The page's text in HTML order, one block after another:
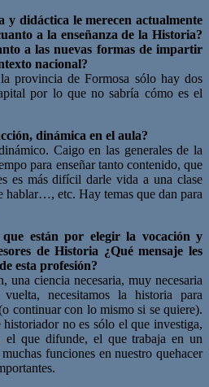
y didáctica le merecen actualmente
a la enseñanza de la Historia?
a las nuevas formas de impartir
nacional?
provincia de Formosa sólo hay dos
por lo que no sabría cómo es el
dinámica en el aula?
Caigo en las generales de la
para enseñar tanto contenido, que
es más difícil darle vida a una clase
hablar…, etc. Hay temas que dan para
están por elegir la vocación y
de Historia ¿Qué mensaje les
esta profesión?
una ciencia necesaria, muy necesaria
necesitamos la historia para
continuar con lo mismo si se quiere).
no es sólo el que investiga,
el que difunde, el que trabaja en un
funciones en nuestro quehacer